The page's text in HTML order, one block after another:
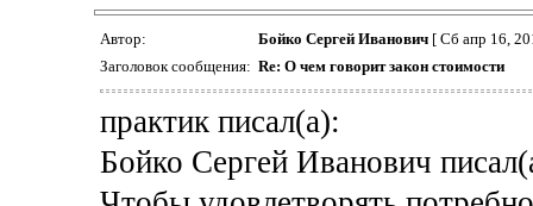
Автор: Бойко Сергей Иванович[ Сб апр 16,
Заголовок сообщения: Re: О чем говорит закон стоимости
практик писал(а):
Бойко Сергей Иванович